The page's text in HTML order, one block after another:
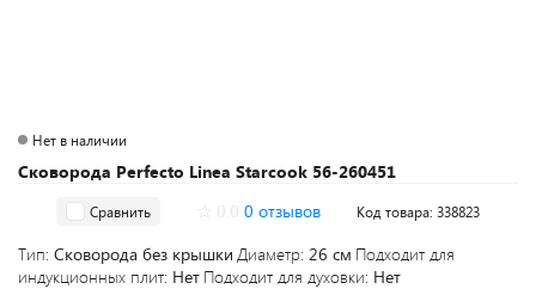
Сковорода Perfecto Linea Starcook 56-260451
Нет в наличии
Сравнить 0 отзывов Код товара: 338823
Тип: Сковорода без крышки Диаметр: 26 см Подходит для
индукционных плит: Нет Подходит для духовки: Нет